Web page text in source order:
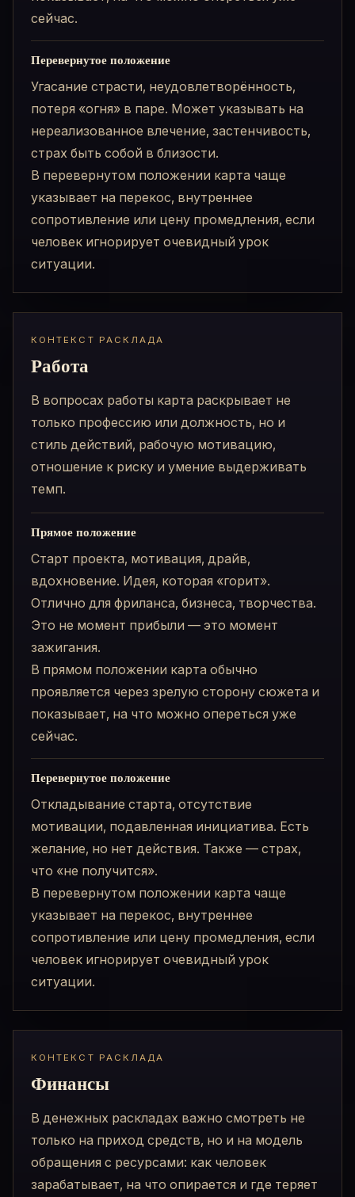
сейчас.
Перевернутое положение
Угасание страсти, неудовлетворённость,
потеря «огня» в паре. Может указывать на
нереализованное влечение, застенчивость,
страх быть собой в близости.
В перевернутом положении карта чаще
указывает на перекос, внутреннее
сопротивление или цену промедления, если
человек игнорирует очевидный урок
ситуации.
КОНТЕКСТ РАСКЛАДА
Работа
В вопросах работы карта раскрывает не
только профессию или должность, но и
стиль действий, рабочую мотивацию,
отношение к риску и умение выдерживать
темп.
Прямое положение
Старт проекта, мотивация, драйв,
вдохновение. Идея, которая «горит».
Отлично для фриланса, бизнеса, творчества.
Это не момент прибыли — это момент
зажигания.
В прямом положении карта обычно
проявляется через зрелую сторону сюжета и
показывает, на что можно опереться уже
сейчас.
Перевернутое положение
Откладывание старта, отсутствие
мотивации, подавленная инициатива. Есть
желание, но нет действия. Также — страх,
что «не получится».
В перевернутом положении карта чаще
указывает на перекос, внутреннее
сопротивление или цену промедления, если
человек игнорирует очевидный урок
ситуации.
КОНТЕКСТ РАСКЛАДА
Финансы
В денежных раскладах важно смотреть не
только на приход средств, но и на модель
обращения с ресурсами: как человек
зарабатывает, на что опирается и где теряет